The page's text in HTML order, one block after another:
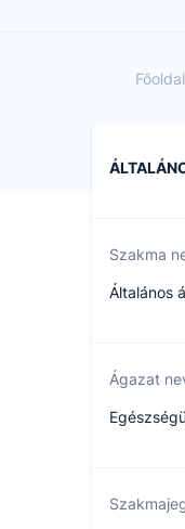
Főoldal
Szakma
Általános
Ágazat